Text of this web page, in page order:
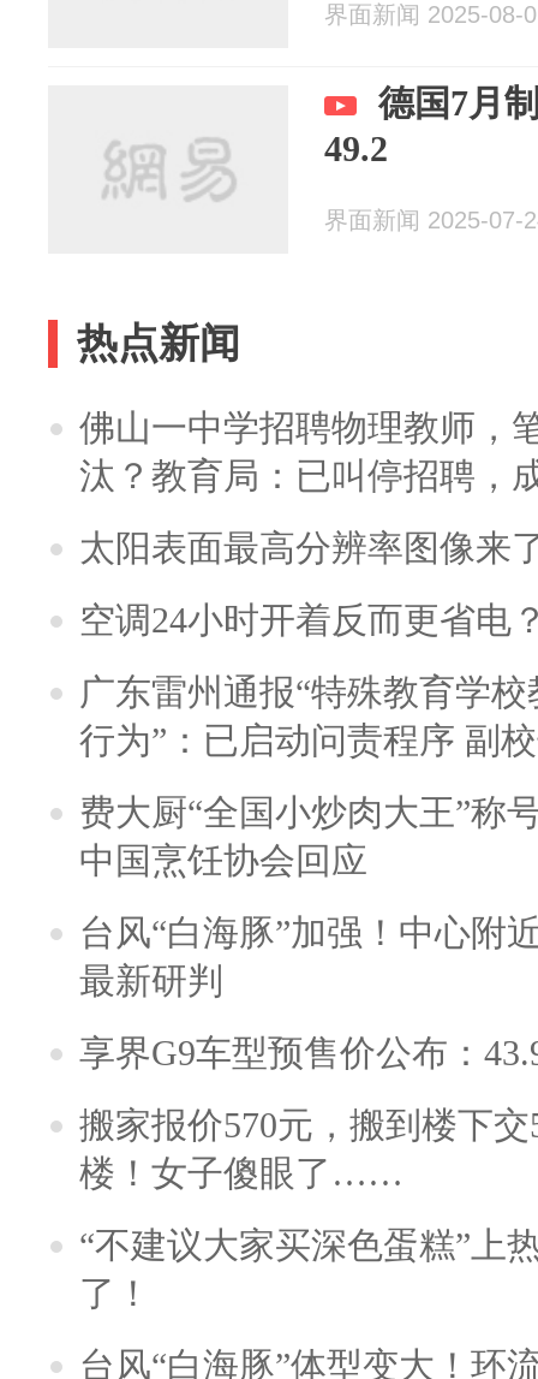
界面新闻 2025-08-
德国7月
49.2
界面新闻 2025-07-
热点新闻
佛山一中学招聘物理教师，
汰？教育局：已叫停招聘，
太阳表面最高分辨率图像来
空调24小时开着反而更省电
广东雷州通报“特殊教育学
行为”：已启动问责程序 副
费大厨“全国小炒肉大王”称
中国烹饪协会回应
台风“白海豚”加强！中心附
最新研判
享界G9车型预售价公布：
搬家报价570元，搬到楼下
楼！女子傻眼了……
“不建议大家买深色蛋糕”上
了！
台风“白海豚”体型变大！环